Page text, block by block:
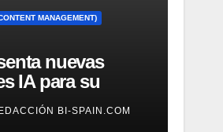
MANAGEMENT)
nuevas
IA para su
BI-SPAIN.COM